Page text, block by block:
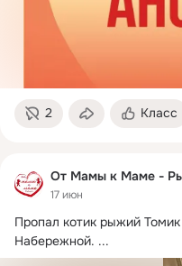
2 Класс
От Мамы к Маме -
17 июн
Пропал котик рыжий
Набережной. ...